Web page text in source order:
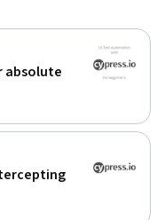
absolute